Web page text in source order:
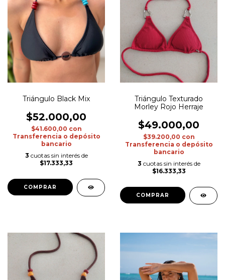
Triángulo Black Mix
$52.000,00
$41.600,00 con
Transferencia o depósito
bancario
3 cuotas sin interés de
$17.333,33
COMPRAR
Triángulo Texturado
Morley Rojo Herraje
$49.000,00
$39.200,00 con
Transferencia o depósito
bancario
3 cuotas sin interés de
$16.333,33
COMPRAR